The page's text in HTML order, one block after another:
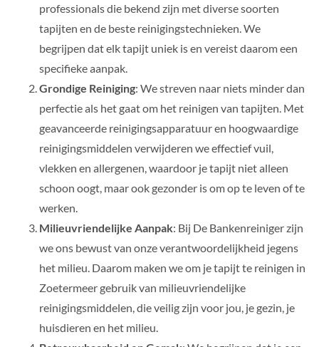
professionals die bekend zijn met diverse soorten
tapijten en de beste reinigingstechnieken. We
begrijpen dat elk tapijt uniek is en vereist daarom een
specifieke aanpak.
Grondige Reiniging: We streven naar niets minder dan
perfectie als het gaat om het reinigen van tapijten. Met
geavanceerde reinigingsapparatuur en hoogwaardige
reinigingsmiddelen verwijderen we effectief vuil,
vlekken en allergenen, waardoor je tapijt niet alleen
schoon oogt, maar ook gezonder is om op te leven of te
werken.
Milieuvriendelijke Aanpak: Bij De Bankenreiniger zijn
we ons bewust van onze verantwoordelijkheid jegens
het milieu. Daarom maken we om je tapijt te reinigen in
Zoetermeer gebruik van milieuvriendelijke
reinigingsmiddelen, die veilig zijn voor jou, je gezin, je
huisdieren en het milieu.